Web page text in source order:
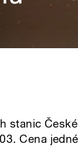
stanic
Cena